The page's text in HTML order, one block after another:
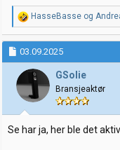
R
e
a
k
s
j
o
n
e
r
:
HasseBasse og
03.09.2025
GSolie
Bransjeaktør
Se har ja, her ble det